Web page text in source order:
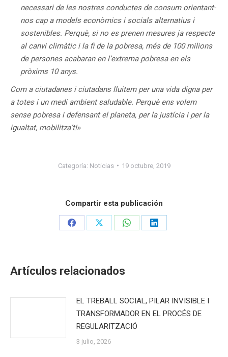
necessari de les nostres conductes de consum orientant-
nos cap a models econòmics i socials alternatius i
sostenibles. Perquè, si no es prenen mesures ja respecte
al canvi climàtic i la fi de la pobresa, més de 100 milions
de persones acabaran en l’extrema pobresa en els
pròxims 10 anys.
Com a ciutadanes i ciutadans lluitem per una vida digna per
a totes i un medi ambient saludable. Perquè ens volem
sense pobresa i defensant el planeta, per la justícia i per la
igualtat, mobilitza’t!»
Categoría: Noticias 19 octubre, 2019
Compartir esta publicación
Share
Share
Share
Share
Artículos relacionados
EL TREBALL SOCIAL, PILAR INVISIBLE I
TRANSFORMADOR EN EL PROCÉS DE
REGULARITZACIÓ
3 julio, 2026